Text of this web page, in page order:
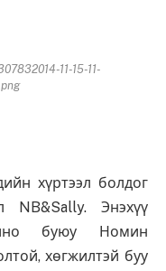
11-15-11-
хүртээл болдог
NB&Sally. Энэхүү
буюу Номин
хөгжилтэй буу